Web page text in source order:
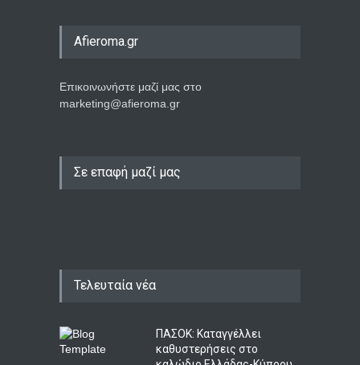
Afieroma.gr
Επικοινωνήστε μαζί μας στο
marketing@afieroma.gr
Σε επαφή μαζί μας
Τελευταία νέα
ΠΑΣΟΚ: Καταγγέλλει
καθυστερήσεις στο